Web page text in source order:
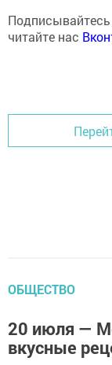
читайте нас
ОБЩЕСТВО
20 июля —
вкусные